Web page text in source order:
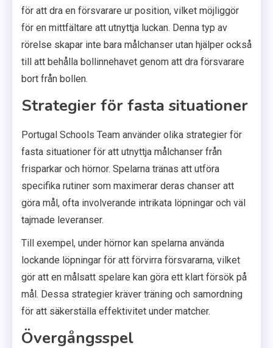
för att dra en försvarare ur position, vilket möjliggör
för en mittfältare att utnyttja luckan. Denna typ av
rörelse skapar inte bara målchanser utan hjälper också
till att behålla bollinnehavet genom att dra försvarare
bort från bollen.
Strategier för fasta situationer
Portugal Schools Team använder olika strategier för
fasta situationer för att utnyttja målchanser från
frisparkar och hörnor. Spelarna tränas att utföra
specifika rutiner som maximerar deras chanser att
göra mål, ofta involverande intrikata löpningar och väl
tajmade leveranser.
Till exempel, under hörnor kan spelarna använda
lockande löpningar för att förvirra försvararna, vilket
gör att en målsatt spelare kan göra ett klart försök på
mål. Dessa strategier kräver träning och samordning
för att säkerställa effektivitet under matcher.
Övergångsspel